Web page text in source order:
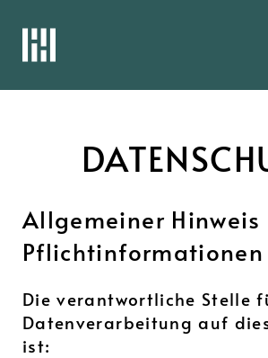
Allgemeiner Hinweis
Pflicht­informationen
Die verantwortliche Stelle
Datenverarbeitung auf
ist: